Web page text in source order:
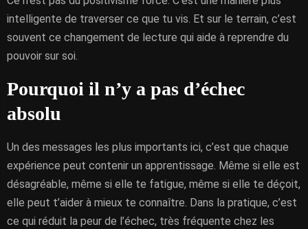
intelligente de traverser ce que tu vis. Et sur le terrain, c’est
souvent ce changement de lecture qui aide à reprendre du
pouvoir sur soi.
Pourquoi il n’y a pas d’échec
absolu
Un des messages les plus importants ici, c’est que chaque
expérience peut contenir un apprentissage. Même si elle est
désagréable, même si elle te fatigue, même si elle te déçoit,
elle peut t’aider à mieux te connaître. Dans la pratique, c’est
ce qui réduit la peur de l’échec, très fréquente chez les